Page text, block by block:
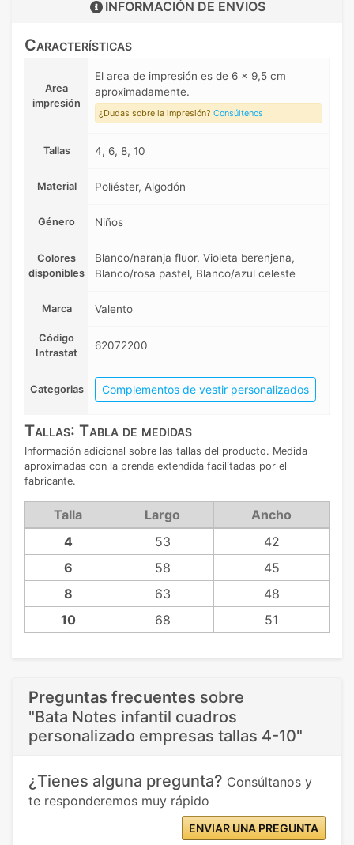
INFORMACIÓN DE ENVIOS
Características
Area
impresión
El area de impresión es de 6 x 9,5 cm
aproximadamente.
¿Dudas sobre la impresión? Consúltenos
Tallas 4, 6, 8, 10
Material Poliéster, Algodón
Género Niños
Colores
disponibles
Blanco/naranja fluor, Violeta berenjena,
Blanco/rosa pastel, Blanco/azul celeste
Marca Valento
Código
Intrastat
62072200
Categorias Complementos de vestir personalizados
Tallas: Tabla de medidas
Información adicional sobre las tallas del producto. Medida
aproximadas con la prenda extendida facilitadas por el
fabricante.
Talla Largo
Ancho
4
53
42
6
58
45
8
63
48
10
68 51
Preguntas frecuentes sobre
"Bata Notes infantil cuadros
personalizado empresas tallas 4-10"
¿Tienes alguna pregunta? Consúltanos y
te responderemos muy rápido
ENVIAR UNA PREGUNTA